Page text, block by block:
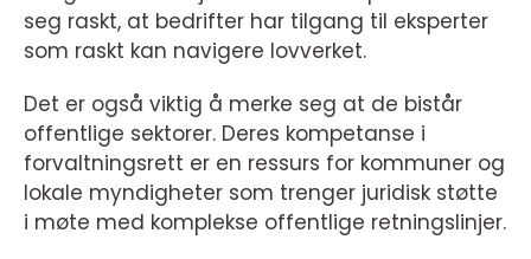
seg raskt, at bedrifter har tilgang til eksperter
som raskt kan navigere lovverket.
Det er også viktig å merke seg at de bistår
offentlige sektorer. Deres kompetanse i
forvaltningsrett er en ressurs for kommuner og
lokale myndigheter som trenger juridisk støtte
i møte med komplekse offentlige retningslinjer.